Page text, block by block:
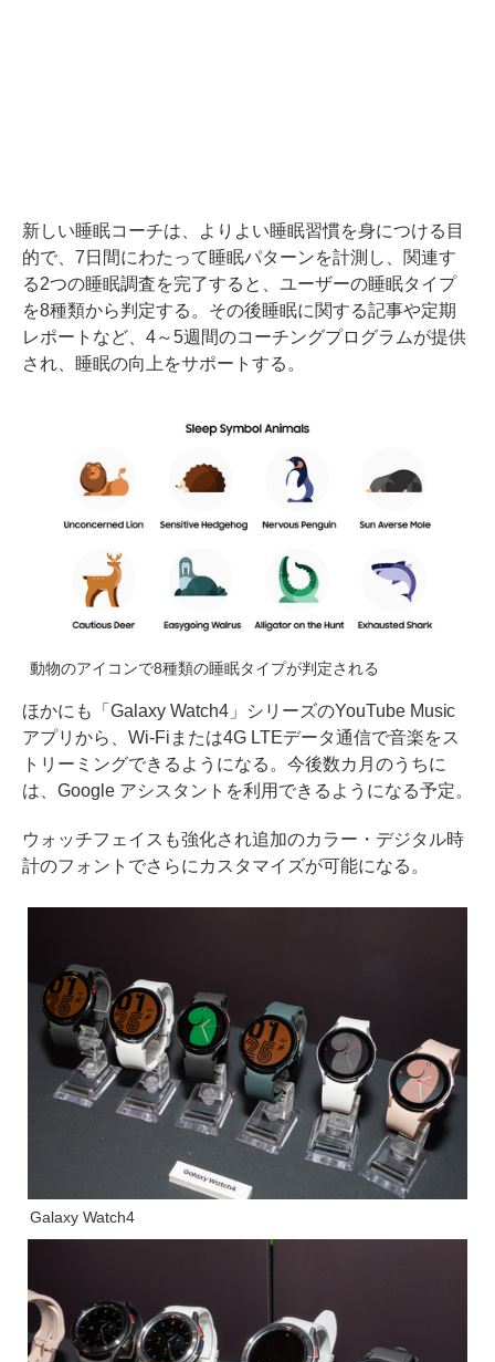
新しい睡眠コーチは、よりよい睡眠習慣を身につける目
的で、7日間にわたって睡眠パターンを計測し、関連す
る2つの睡眠調査を完了すると、ユーザーの睡眠タイプ
を8種類から判定する。その後睡眠に関する記事や定期
レポートなど、4～5週間のコーチングプログラムが提供
され、睡眠の向上をサポートする。
動物のアイコンで8種類の睡眠タイプが判定される
ほかにも「Galaxy Watch4」シリーズのYouTube Music
アプリから、Wi-Fiまたは4G LTEデータ通信で音楽をス
トリーミングできるようになる。今後数カ月のうちに
は、Google アシスタントを利用できるようになる予定。
ウォッチフェイスも強化され追加のカラー・デジタル時
計のフォントでさらにカスタマイズが可能になる。
Galaxy Watch4